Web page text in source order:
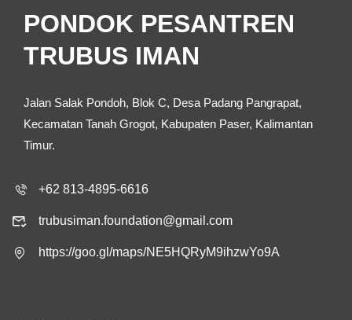
PONDOK PESANTREN
TRUBUS IMAN
Jalan Salak Pondoh, Blok C, Desa Padang Pangrapat,
Kecamatan Tanah Grogot, Kabupaten Paser, Kalimantan
Timur.
+62 813-4895-6616
trubusiman.foundation@gmail.com
https://goo.gl/maps/NE5HQRyM9ihzwYo9A